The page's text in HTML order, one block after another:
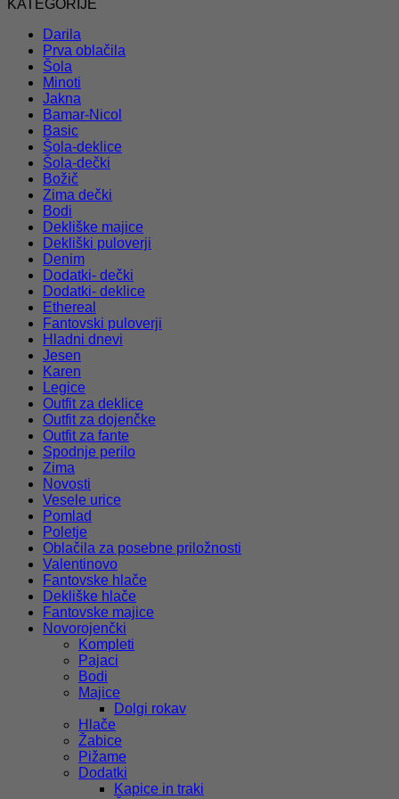
KATEGORIJE
Darila
Prva oblačila
Šola
Minoti
Jakna
Bamar-Nicol
Basic
Šola-deklice
Šola-dečki
Božič
Zima dečki
Bodi
Dekliške majice
Dekliški puloverji
Denim
Dodatki- dečki
Dodatki- deklice
Ethereal
Fantovski puloverji
Hladni dnevi
Jesen
Karen
Legice
Outfit za deklice
Outfit za dojenčke
Outfit za fante
Spodnje perilo
Zima
Novosti
Vesele urice
Pomlad
Poletje
Oblačila za posebne priložnosti
Valentinovo
Fantovske hlače
Dekliške hlače
Fantovske majice
Novorojenčki
Kompleti
Pajaci
Bodi
Majice
Dolgi rokav
Hlače
Žabice
Pižame
Dodatki
Kapice in traki